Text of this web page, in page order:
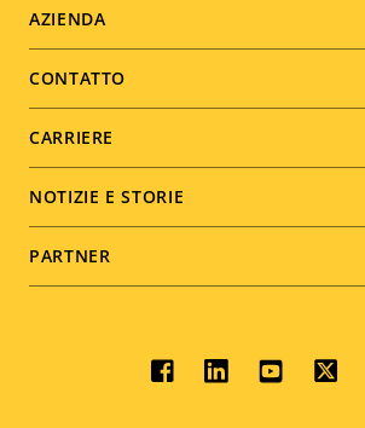
Footer
menu
AZIENDA
CONTATTO
CARRIERE
NOTIZIE E STORIE
PARTNER
Social